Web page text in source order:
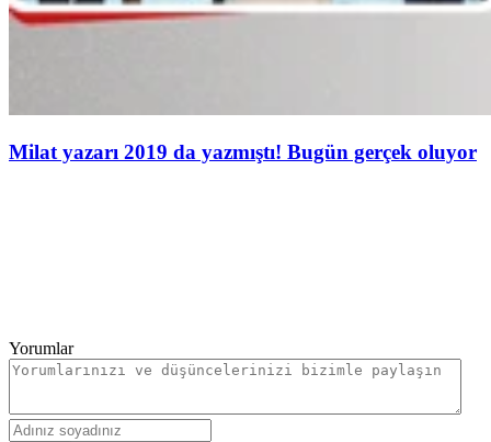
Milat yazarı 2019 da yazmıştı! Bugün gerçek oluyor
Yorumlar